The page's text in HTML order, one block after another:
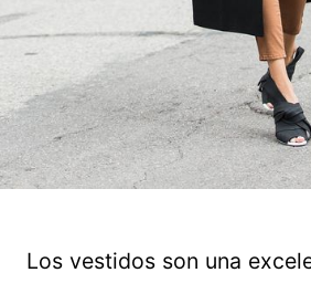
Los vestidos son una